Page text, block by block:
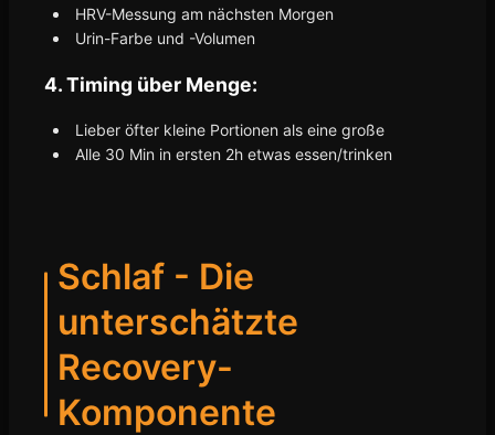
HRV-Messung am nächsten Morgen
Urin-Farbe und -Volumen
4. Timing über Menge:
Lieber öfter kleine Portionen als eine große
Alle 30 Min in ersten 2h etwas essen/trinken
Schlaf - Die
unterschätzte
Recovery-
Komponente